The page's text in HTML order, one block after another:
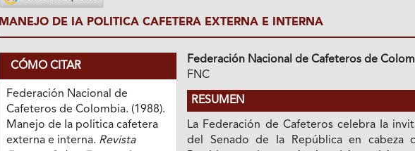
MANEJO DE IA POLITICA CAFETERA EXTERNA E INTERNA
CÓMO CITAR
Federación Nacional de
Cafeteros de Colombia. (1988).
Manejo de Ia politica cafetera
externa e interna. Revista
Federación Nacional de Cafeteros de
FNC
RESUMEN
La Federación de Cafeteros celebra Ia
del Senado de Ia República en cabeza